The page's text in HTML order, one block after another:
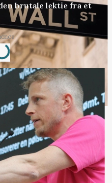
brutale lektie fra et